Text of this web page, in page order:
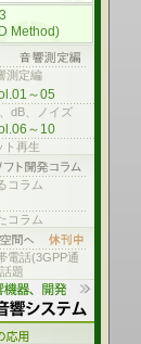
Method)
測定編
～05
dB、ノイズ
～10
ト再生
コラム
コラム
電話(3GPP通
題